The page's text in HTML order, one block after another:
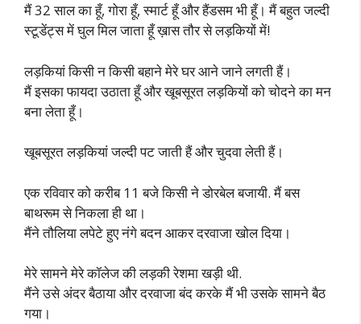
मैं 32 साल का हूँ, गोरा हूँ, स्मार्ट हूँ और हैंडसम भी हूँ। मैं बहुत जल्दी
स्टूडेंट्स में घुल मिल जाता हूँ ख़ास तौर से लड़कियों में!
लड़कियां किसी न किसी बहाने मेरे घर आने जाने लगती हैं।
मैं इसका फायदा उठाता हूँ और खूबसूरत लड़कियों को चोदने का मन
बना लेता हूँ।
खूबसूरत लड़कियां जल्दी पट जाती हैं और चुदवा लेती हैं।
एक रविवार को करीब 11 बजे किसी ने डोरबेल बजायी. मैं बस
बाथरूम से निकला ही था।
मैंने तौलिया लपेटे हुए नंगे बदन आकर दरवाजा खोल दिया।
मेरे सामने मेरे कॉलेज की लड़की रेशमा खड़ी थी.
मैंने उसे अंदर बैठाया और दरवाजा बंद करके मैं भी उसके सामने बैठ
गया।